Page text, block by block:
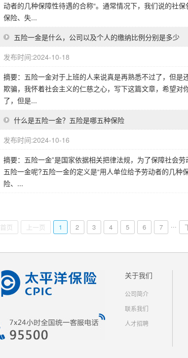
动者的几种保障性待遇的合称“。通常情况下，我们说的社
保险、失...
五险一金是什么，公司以及个人的缴纳比例分别是多少
发布时间:2024-10-18
摘要：五险一金对于上班的人来说真是再熟悉不过了，但
欺骗，我怀着社会主义的仁慈之心，写下这篇文章，希望
了，但是...
什么是五险一金？五险是哪五种保险
发布时间:2024-10-16
摘要：五险一金”是国家依据相关把律法规，为了保障社会
五险一金呢?五险一金的定义是“用人单位给予劳动者的几种
险、...
首页 上一页 1 2 3 4 5 6 7 ...
关于我们
公司简介
联系我们
人才招聘